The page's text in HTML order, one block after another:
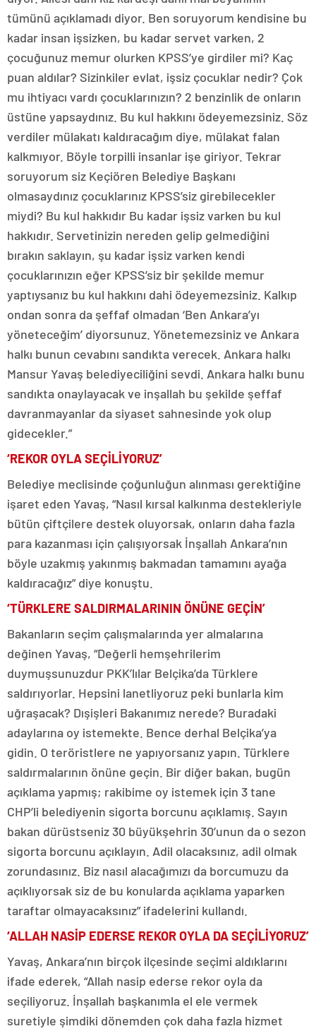
tümünü açıklamadı diyor. Ben soruyorum kendisine bu
kadar insan işsizken, bu kadar servet varken, 2
çocuğunuz memur olurken KPSS’ye girdiler mi? Kaç
puan aldılar? Sizinkiler evlat, işsiz çocuklar nedir? Çok
mu ihtiyacı vardı çocuklarınızın? 2 benzinlik de onların
üstüne yapsaydınız. Bu kul hakkını ödeyemezsiniz. Söz
verdiler mülakatı kaldıracağım diye, mülakat falan
kalkmıyor. Böyle torpilli insanlar işe giriyor. Tekrar
soruyorum siz Keçiören Belediye Başkanı
olmasaydınız çocuklarınız KPSS’siz girebilecekler
miydi? Bu kul hakkıdır Bu kadar işsiz varken bu kul
hakkıdır. Servetinizin nereden gelip gelmediğini
bırakın saklayın, şu kadar işsiz varken kendi
çocuklarınızın eğer KPSS’siz bir şekilde memur
yaptıysanız bu kul hakkını dahi ödeyemezsiniz. Kalkıp
ondan sonra da şeffaf olmadan ‘Ben Ankara’yı
yöneteceğim’ diyorsunuz. Yönetemezsiniz ve Ankara
halkı bunun cevabını sandıkta verecek. Ankara halkı
Mansur Yavaş belediyeciliğini sevdi. Ankara halkı bunu
sandıkta onaylayacak ve inşallah bu şekilde şeffaf
davranmayanlar da siyaset sahnesinde yok olup
gidecekler.”
‘REKOR OYLA SEÇİLİYORUZ’
Belediye meclisinde çoğunluğun alınması gerektiğine
işaret eden Yavaş, “Nasıl kırsal kalkınma destekleriyle
bütün çiftçilere destek oluyorsak, onların daha fazla
para kazanması için çalışıyorsak İnşallah Ankara’nın
böyle uzakmış yakınmış bakmadan tamamını ayağa
kaldıracağız” diye konuştu.
‘TÜRKLERE SALDIRMALARININ ÖNÜNE GEÇİN’
Bakanların seçim çalışmalarında yer almalarına
değinen Yavaş, “Değerli hemşehrilerim
duymuşsunuzdur PKK’lılar Belçika’da Türklere
saldırıyorlar. Hepsini lanetliyoruz peki bunlarla kim
uğraşacak? Dışişleri Bakanımız nerede? Buradaki
adaylarına oy istemekte. Bence derhal Belçika’ya
gidin. O teröristlere ne yapıyorsanız yapın. Türklere
saldırmalarının önüne geçin. Bir diğer bakan, bugün
açıklama yapmış; rakibime oy istemek için 3 tane
CHP’li belediyenin sigorta borcunu açıklamış. Sayın
bakan dürüstseniz 30 büyükşehrin 30’unun da o sezon
sigorta borcunu açıklayın. Adil olacaksınız, adil olmak
zorundasınız. Biz nasıl alacağımızı da borcumuzu da
açıklıyorsak siz de bu konularda açıklama yaparken
taraftar olmayacaksınız” ifadelerini kullandı.
‘ALLAH NASİP EDERSE REKOR OYLA DA SEÇİLİYORUZ’
Yavaş, Ankara’nın birçok ilçesinde seçimi aldıklarını
ifade ederek, “Allah nasip ederse rekor oyla da
seçiliyoruz. İnşallah başkanımla el ele vermek
suretiyle şimdiki dönemden çok daha fazla hizmet